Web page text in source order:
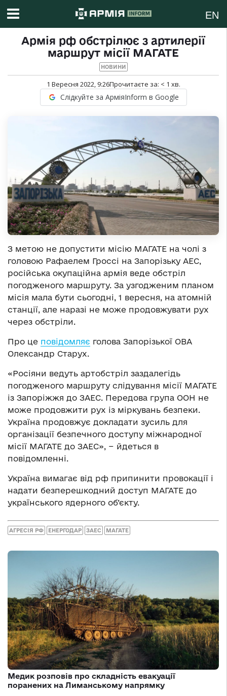
EN
Армія рф обстрілює з артилерії
маршрут місії МАГАТЕ
НОВИНИ
1 Вересня 2022, 9:26Прочитаєте за: < 1 хв.
Слідкуйте за АрміяInform в Google
З метою не допустити місію МАГАТЕ на чолі з
головою Рафаелем Гроссі на Запорізьку АЕС,
російська окупаційна армія веде обстріл
погодженого маршруту. За узгодженим планом
місія мала бути сьогодні, 1 вересня, на атомній
станції, але наразі не може продовжувати рух
через обстріли.
Про це повідомляє голова Запорізької ОВА
Олександр Старух.
«Росіяни ведуть артобстріл заздалегідь
погодженого маршруту слідування місії МАГАТЕ
із Запоріжжя до ЗАЕС. Передова група ООН не
може продовжити рух із міркувань безпеки.
Україна продовжує докладати зусиль для
організації безпечного доступу міжнародної
місії МАГАТЕ до ЗАЕС», − йдеться в
повідомленні.
Україна вимагає від рф припинити провокації і
надати безперешкодний доступ МАГАТЕ до
українського ядерного об’єкту.
АГРЕСІЯ РФ ЕНЕРГОДАР ЗАЕС МАГАТЕ
Медик розповів про складність евакуації
поранених на Лиманському напрямку